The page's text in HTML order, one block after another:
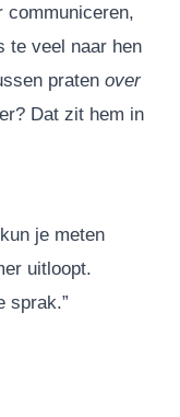
communiceren,
te veel naar hen
praten over
Dat zit hem in
je meten
uitloopt.
sprak.”